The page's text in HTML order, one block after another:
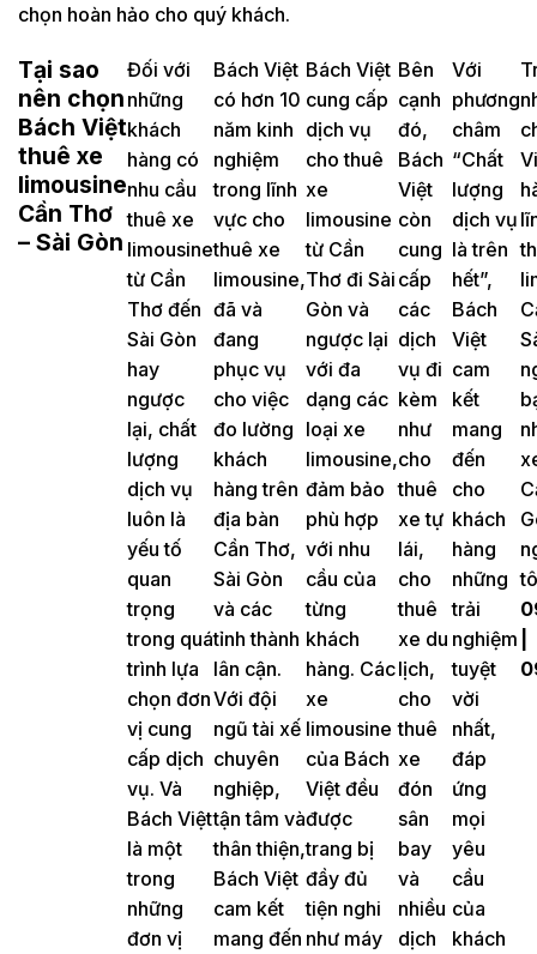
chọn hoàn hảo cho quý khách.
Tại sao
nên chọn
Bách Việt
thuê xe
limousine
Cần Thơ
– Sài Gòn
Đối với
những
khách
hàng có
nhu cầu
thuê xe
limousine
từ Cần
Thơ đến
Sài Gòn
hay
ngược
lại, chất
lượng
dịch vụ
luôn là
yếu tố
quan
trọng
trong quá
trình lựa
chọn đơn
vị cung
cấp dịch
vụ. Và
Bách Việt
là một
trong
những
đơn vị
Bách Việt
có hơn 10
năm kinh
nghiệm
trong lĩnh
vực cho
thuê xe
limousine,
đã và
đang
phục vụ
cho việc
đo lường
khách
hàng trên
địa bàn
Cần Thơ,
Sài Gòn
và các
tỉnh thành
lân cận.
Với đội
ngũ tài xế
chuyên
nghiệp,
tận tâm và
thân thiện,
Bách Việt
cam kết
mang đến
Bách Việt
cung cấp
dịch vụ
cho thuê
xe
limousine
từ Cần
Thơ đi Sài
Gòn và
ngược lại
với đa
dạng các
loại xe
limousine,
đảm bảo
phù hợp
với nhu
cầu của
từng
khách
hàng. Các
xe
limousine
của Bách
Việt đều
được
trang bị
đầy đủ
tiện nghi
như máy
Bên
cạnh
đó,
Bách
Việt
còn
cung
cấp
các
dịch
vụ đi
kèm
như
cho
thuê
xe tự
lái,
cho
thuê
xe du
lịch,
cho
thuê
xe
đón
sân
bay
và
nhiều
dịch
Với
phương
châm
“Chất
lượng
dịch vụ
là trên
hết”,
Bách
Việt
cam
kết
mang
đến
cho
khách
hàng
những
trải
nghiệm
tuyệt
vời
nhất,
đáp
ứng
mọi
yêu
cầu
của
khách